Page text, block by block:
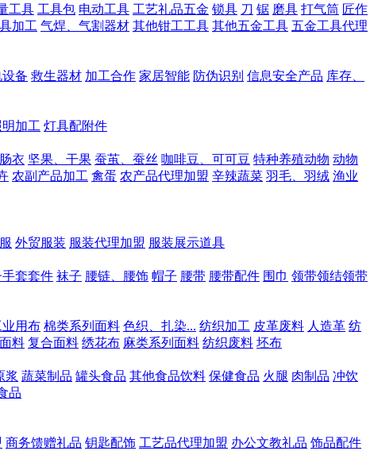
工具 工具包 电动工具 工艺礼品五金 锁具 刀 锯 磨具 打气筒 匠作
加工 气焊、气割器材 其他钳工工具 其他五金工具 五金工具代理
设备 救生器材 加工合作 家居智能 防伪识别 信息安全产品 库存、
明加工 灯具配附件
肠衣 坚果、干果 蚕茧、蚕丝 咖啡豆、可可豆 特种养殖动物 动物
农副产品加工 禽蛋 农产品代理加盟 辛辣蔬菜 羽毛、羽绒 渔业
外贸服装 服装代理加盟 服装展示道具
手套套件 袜子 腰链、腰饰 帽子 腰带 腰带配件 围巾 领带领结领带
用布 棉类系列面料 色织、扎染... 纺织加工 皮革废料 人造革 纺
料 复合面料 绣花布 麻类系列面料 纺织废料 坯布
浆 蔬菜制品 罐头食品 其他食品饮料 保健食品 火腿 肉制品 冲饮
品
商务馈赠礼品 钥匙配饰 工艺品代理加盟 办公文教礼品 饰品配件